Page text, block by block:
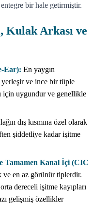
bir hale getirmiştir.
Arkası ve
Ear): En yaygın
yerleşir ve ince bir tüple
için uygundur ve genellikle
dış kısmına özel olarak
şiddetliye kadar işitme
Tamamen Kanal İçi (CIC
ve en az görünür tiplerdir.
dereceli işitme kayıpları
gelişmiş özellikler